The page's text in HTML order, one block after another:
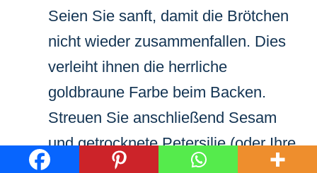
Seien Sie sanft, damit die Brötchen
nicht wieder zusammenfallen. Dies
verleiht ihnen die herrliche
goldbraune Farbe beim Backen.
Streuen Sie anschließend Sesam
und getrocknete Petersilie (oder Ihre
gewählten Toppings) gleichmäßig